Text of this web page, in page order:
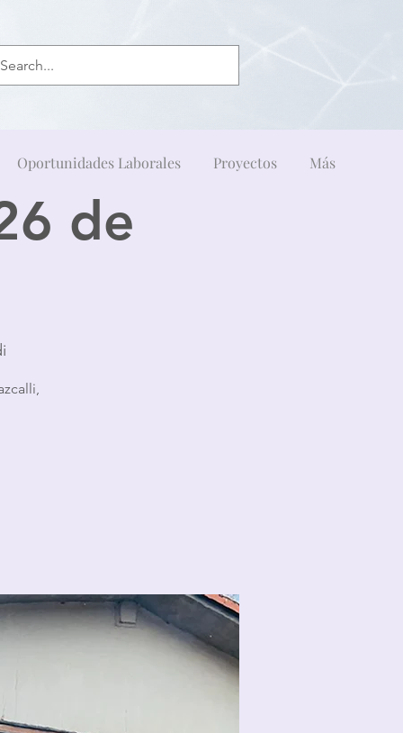
de
Oportunidades Laborales Proyectos Más